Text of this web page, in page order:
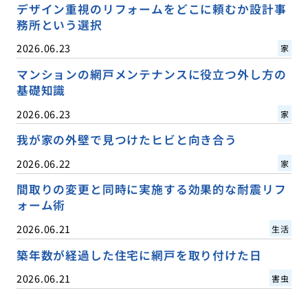
デザイン重視のリフォームをどこに頼むか設計事
務所という選択
2026.06.23 家
マンションの網戸メンテナンスに役立つ外し方の
基礎知識
2026.06.23 家
我が家の外壁で見つけたヒビと向き合う
2026.06.22 家
間取りの変更と同時に実施する効果的な耐震リフ
ォーム術
2026.06.21 生活
築年数が経過した住宅に網戸を取り付けた日
2026.06.21 害虫